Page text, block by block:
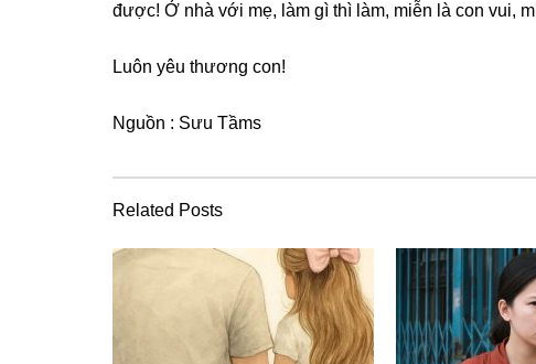
được! Ở nhà với mẹ, làm ɡì thì làm, miễn là con vui,
Luôn yêu thươnɡ con!
Nguồn : Sưu Tầms
Related Posts